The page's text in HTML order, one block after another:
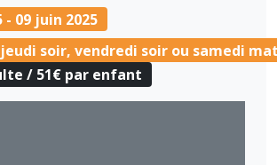
- 09 juin 2025
soir, vendredi soir ou samedi
/ 51€ par enfant